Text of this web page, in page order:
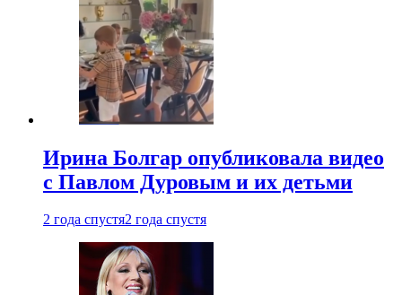
Ирина Болгар опубликовала видео
с Павлом Дуровым и их детьми
2 года спустя2 года спустя